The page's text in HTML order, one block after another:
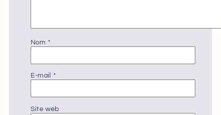
Nom*
E-mail *
Site web